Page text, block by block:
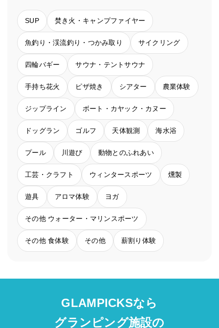
SUP 焚き火・キャンプファイヤー
魚釣り・渓流釣り・つかみ取り サイクリング
四輪バギー サウナ・テントサウナ
手持ち花火 ピザ焼き シアター 農業体験
ジップライン ボート・カヤック・カヌー
ドッグラン ゴルフ 天体観測 海水浴
プール 川遊び 動物とのふれあい
工芸・クラフト ウィンタースポーツ 燻製
遊具 アロマ体験 ヨガ
その他 ウォーター・マリンスポーツ
その他 食体験 その他 薪割り体験
GLAMPICKSなら
グランピング施設の